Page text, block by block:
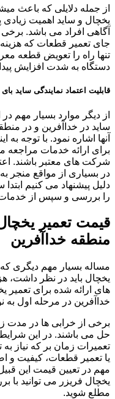
از جمله دلایلی که باعث
یخچال و ساید اهمیت زیادی
آگاهی افراد می باشد.
جای تعمیر قطعات که
تنها راه را تعویض قطعه
دستگاه به شدت افزایش
قابلیت اعتماد نمایندگی ساید
از دیگر موارد بسیار مهم
ساید در خداآفرین و در
آنها اشاره نمود. با توجه
برای ارائه خدمات مراجعه
شرکت های معتبر باشند.
در بسیاری از مواقع منجر
دلیل پیشنهاد می کنیم
را بررسی و سپس از خدمات
قیمت تعمیر
منطقه خداآفرین
مساله بسیار مهم دیگری که
یخچال باید در نظر
های ارائه شده برای تعمیر
خداآفرین در مرحله اول به
برخی از خرابی ها در مدت
حل می باشند. در این شرایط
تعمیرات زمان بر که نیاز
یا تعمیر قطعات، کیفیت و
مهم در تعیین قیمت این
یخچال فریزر می توانید با
مطلع شوید.